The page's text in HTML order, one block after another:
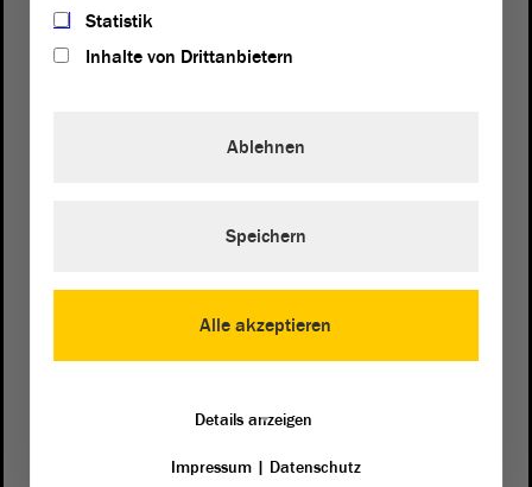
0391 / 560 - 1123
Statistik
Inhalte von Drittanbietern
Alle akzeptieren
Ablehnen
Speichern
Details anzeigen
Impressum| Datenschutz